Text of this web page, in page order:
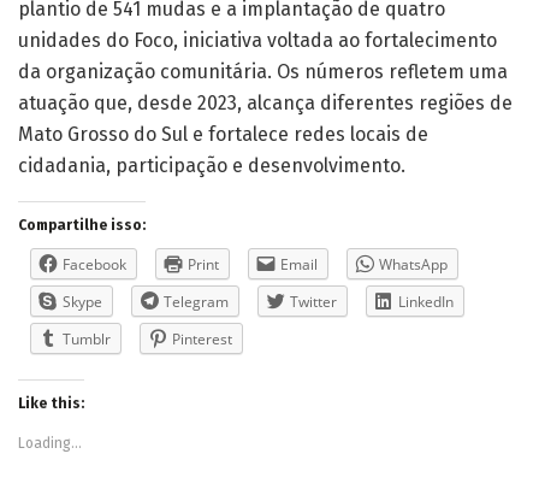
Mato Grosso do Sul e fortalece redes locais de
cidadania, participação e desenvolvimento.
Compartilhe isso:
Facebook Print Email
WhatsApp
Skype
Telegram Twitter
LinkedIn
Tumblr
Like this:
Loading...